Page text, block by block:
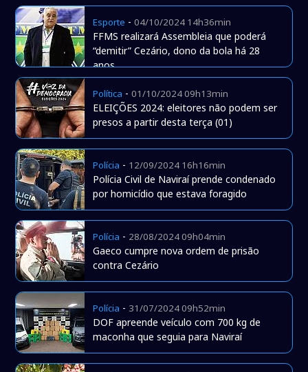
Esporte -04/10/2024 14h36min
FFMS realizará Assembleia que poderá
“demitir” Cezário, dono da bola há 28
anos
Política -01/10/2024 09h13min
ELEIÇÕES 2024: eleitores não podem ser
presos a partir desta terça (01)
Polícia - 12/09/2024 16h16min
Polícia Civil de Naviraí prende condenado
por homicídio que estava foragido
Polícia - 28/08/2024 09h04min
Gaeco cumpre nova ordem de prisão
contra Cezário
Polícia - 31/07/2024 09h52min
DOF apreende veículo com 700 kg de
maconha que seguia para Naviraí